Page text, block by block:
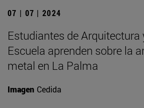
07 | 07 | 2024
Estudiantes de Arquitectura
Escuela aprenden sobre la
metal en La Palma
Imagen Cedida